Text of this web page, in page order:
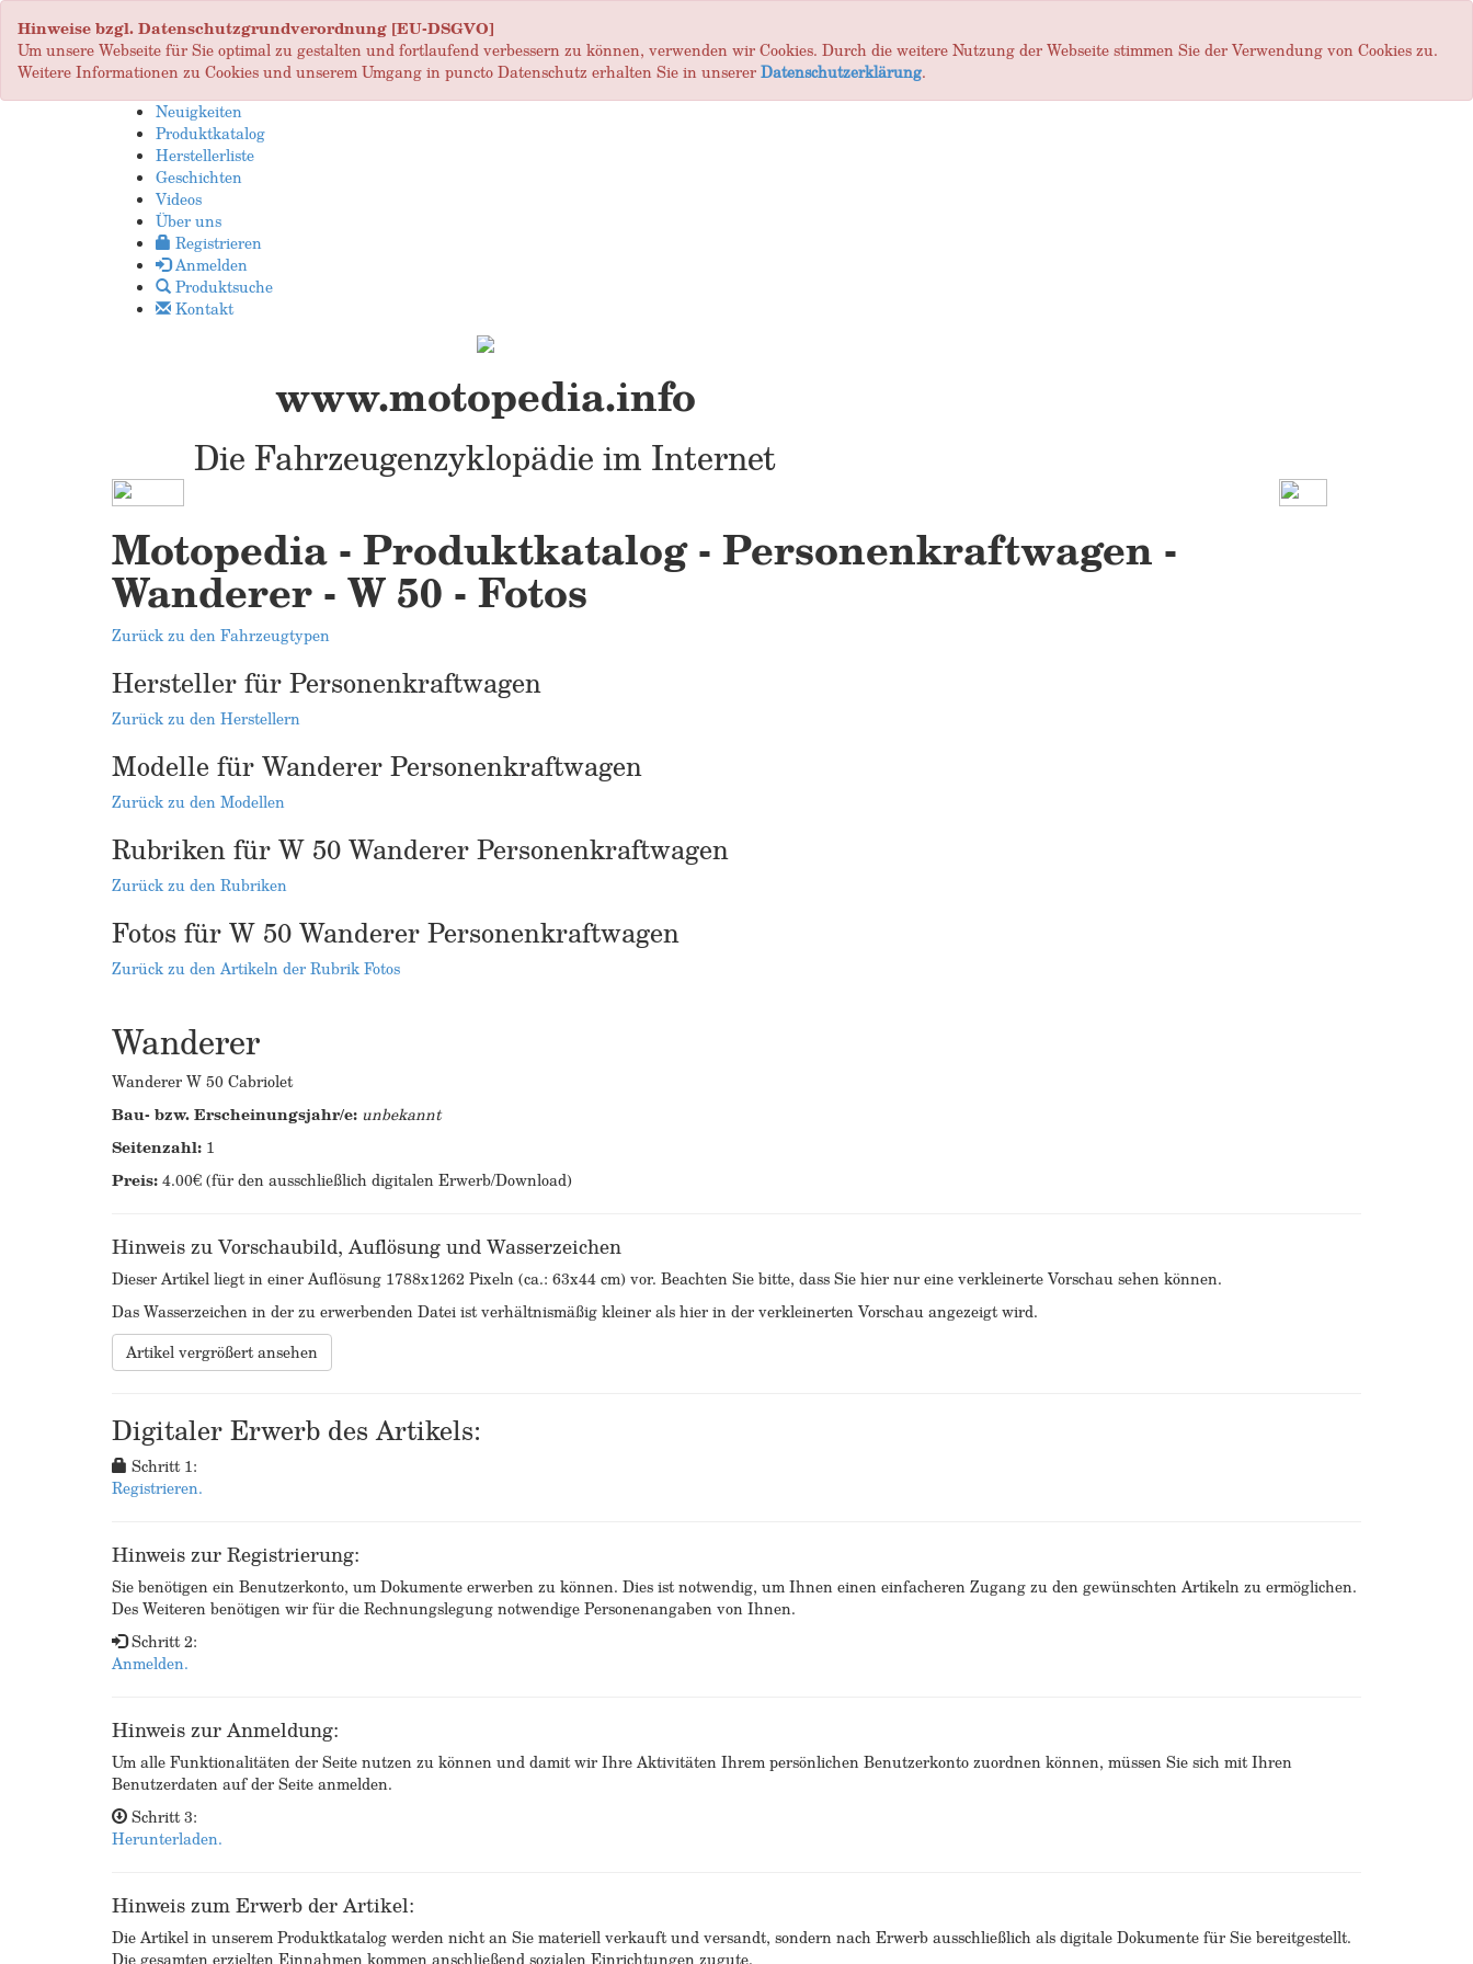
Hinweise bzgl. Datenschutzgrundverordnung [EU-DSGVO]
Um unsere Webseite für Sie optimal zu gestalten und fortlaufend verbessern zu können, verwenden wir Cookies. Durch die weitere Nutzung der Webseite stimmen Sie der Verwendung von Cookies zu.
Weitere Informationen zu Cookies und unserem Umgang in puncto Datenschutz erhalten Sie in unsererDatenschutzerklärung.
Neuigkeiten
Produktkatalog
Herstellerliste
Geschichten
Videos
Über uns
Registrieren
Anmelden
Produktsuche
Kontakt
www.motopedia.info
Die Fahrzeugenzyklopädie im Internet
Motopedia - Produktkatalog - Personenkraftwagen -
Wanderer - W 50 - Fotos
Zurück zu den Fahrzeugtypen
Hersteller für Personenkraftwagen
Zurück zu den Herstellern
Modelle für Wanderer Personenkraftwagen
Zurück zu den Modellen
Rubriken für W 50 Wanderer Personenkraftwagen
Zurück zu den Rubriken
Fotos für W 50 Wanderer Personenkraftwagen
Zurück zu den Artikeln der Rubrik Fotos
Wanderer
Wanderer W 50 Cabriolet
Bau- bzw. Erscheinungsjahr/e: unbekannt
Seitenzahl: 1
Preis:4.00€ (für den ausschließlich digitalen Erwerb/Download)
Hinweis zu Vorschaubild, Auflösung und Wasserzeichen
Dieser Artikel liegt in einer Auflösung 1788x1262 Pixeln (ca.: 63x44 cm) vor. Beachten Sie bitte, dass Sie hier nur eine verkleinerte Vorschau sehen können.
Das Wasserzeichen in der zu erwerbenden Datei ist verhältnismäßig kleiner als hier in der verkleinerten Vorschau angezeigt wird.
Artikel vergrößert ansehen
Digitaler Erwerb des Artikels:
Schritt 1:
Registrieren.
Hinweis zur Registrierung:
Sie benötigen ein Benutzerkonto, um Dokumente erwerben zu können. Dies ist notwendig, um Ihnen einen einfacheren Zugang zu den gewünschten Artikeln zu ermöglichen.
Des Weiteren benötigen wir für die Rechnungslegung notwendige Personenangaben von Ihnen.
Schritt 2:
Anmelden.
Hinweis zur Anmeldung:
Um alle Funktionalitäten der Seite nutzen zu können und damit wir Ihre Aktivitäten Ihrem persönlichen Benutzerkonto zuordnen können, müssen Sie sich mit Ihren
Benutzerdaten auf der Seite anmelden.
Schritt 3:
Herunterladen.
Hinweis zum Erwerb der Artikel:
Die Artikel in unserem Produktkatalog werden nicht an Sie materiell verkauft und versandt, sondern nach Erwerb ausschließlich als digitale Dokumente für Sie bereitgestellt.
Die gesamten erzielten Einnahmen kommen anschließend sozialen Einrichtungen zugute.